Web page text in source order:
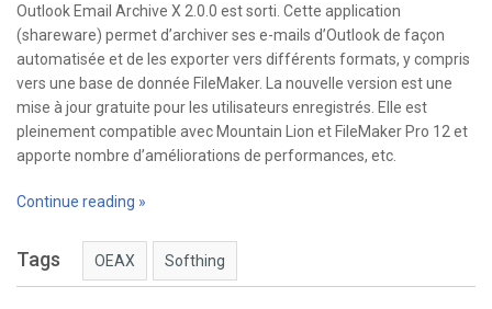
Outlook Email Archive X 2.0.0 est sorti. Cette application
(shareware) permet d’archiver ses e-mails d’Outlook de façon
automatisée et de les exporter vers différents formats, y compris
vers une base de donnée FileMaker. La nouvelle version est une
mise à jour gratuite pour les utilisateurs enregistrés. Elle est
pleinement compatible avec Mountain Lion et FileMaker Pro 12 et
apporte nombre d’améliorations de performances, etc.
Continue reading »
Tags OEAX Softhing